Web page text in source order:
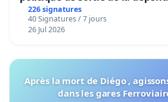
226 signatures
40 Signatures / 7 jours
26 Jul 2026
Après la mort de Diégo ,
dans les gares